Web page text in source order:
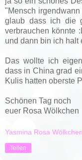
"Mensch
glaub dass ich die
verbrauchen könnte
und dann bin ich halt
Das wollte ich
dass in China grad
Kulis hatten oberste
Schönen Tag noch
euer Rosa Wölkchen
Yasmina Rosa Wölkchen
Teilen